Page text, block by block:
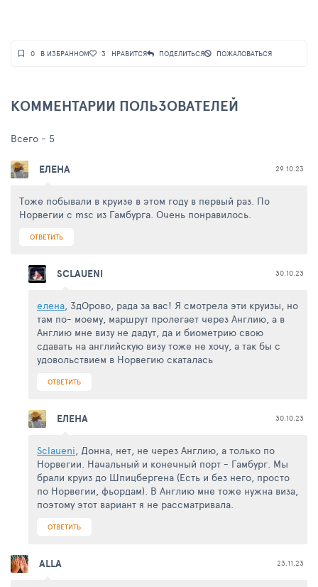
0 В ИЗБРАННОМ 3 НРАВИТСЯ ПОДЕЛИТЬСЯ ПОЖАЛОВАТЬСЯ
КОММЕНТАРИИ ПОЛЬЗОВАТЕЛЕЙ
Всего - 5
ЕЛЕНА 29.10.23
Тоже побывали в круизе в этом году в первый раз. По
Норвегии с msc из Гамбурга. Очень понравилось.
ОТВЕТИТЬ
SCLAUENI 30.10.23
елена, ЗдОрово, рада за вас! Я смотрела эти круизы, но
там по- моему, маршрут пролегает через Англию, а в
Англию мне визу не дадут, да и биометрию свою
сдавать на английскую визу тоже не хочу, а так бы с
удовольствием в Норвегию скаталась
ОТВЕТИТЬ
ЕЛЕНА 30.10.23
Sclaueni, Донна, нет, не через Англию, а только по
Норвегии. Начальный и конечный порт - Гамбург. Мы
брали круиз до Шпицбергена (Есть и без него, просто
по Норвегии, фьордам). В Англию мне тоже нужна виза,
поэтому этот вариант я не рассматривала.
ОТВЕТИТЬ
ALLA 23.11.23